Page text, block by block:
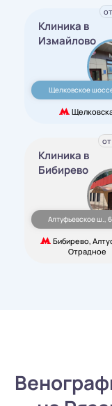
Клиника в
Измайлово
Щелковское
Клиника в
Бибирево
Алтуфьевское ш.,
Бибирево,
Отрадное